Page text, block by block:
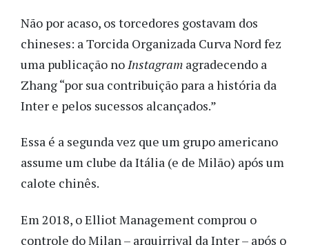
Não por acaso, os torcedores gostavam dos
chineses: a Torcida Organizada Curva Nord fez
uma publicação no Instagram agradecendo a
Zhang “por sua contribuição para a história da
Inter e pelos sucessos alcançados.”
Essa é a segunda vez que um grupo americano
assume um clube da Itália (e de Milão) após um
calote chinês.
Em 2018, oElliot Management comprou o
controle do Milan – arquirrival da Inter – após o